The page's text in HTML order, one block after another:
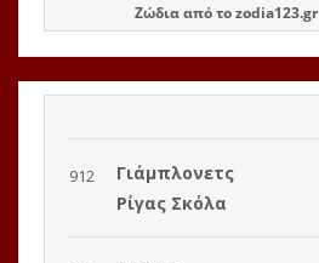
Ζώδιααπό τοzodia123.gr